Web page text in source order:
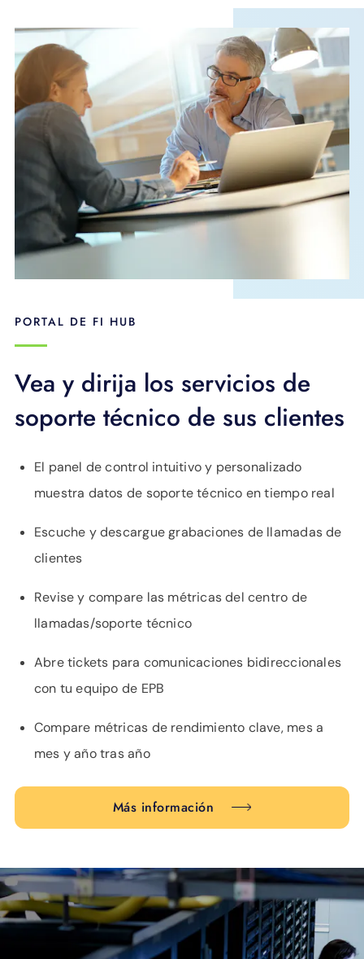
PORTAL DE FI HUB
Vea y dirija los servicios de
soporte técnico de sus clientes
El panel de control intuitivo y personalizado
muestra datos de soporte técnico en tiempo real
Escuche y descargue grabaciones de llamadas de
clientes
Revise y compare las métricas del centro de
llamadas/soporte técnico
Abre tickets para comunicaciones bidireccionales
con tu equipo de EPB
Compare métricas de rendimiento clave, mes a
mes y año tras año
Más información